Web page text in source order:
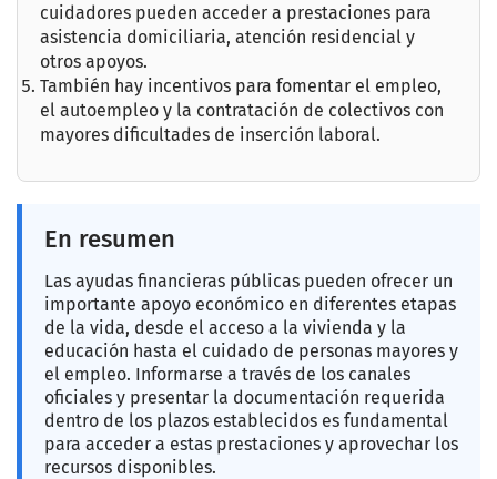
cuidadores pueden acceder a prestaciones para
asistencia domiciliaria, atención residencial y
otros apoyos.
También hay incentivos para fomentar el empleo,
el autoempleo y la contratación de colectivos con
mayores dificultades de inserción laboral.
En resumen
Las ayudas financieras públicas pueden ofrecer un
importante apoyo económico en diferentes etapas
de la vida, desde el acceso a la vivienda y la
educación hasta el cuidado de personas mayores y
el empleo. Informarse a través de los canales
oficiales y presentar la documentación requerida
dentro de los plazos establecidos es fundamental
para acceder a estas prestaciones y aprovechar los
recursos disponibles.